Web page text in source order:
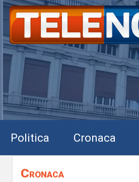
Politica Cronaca
Cronaca